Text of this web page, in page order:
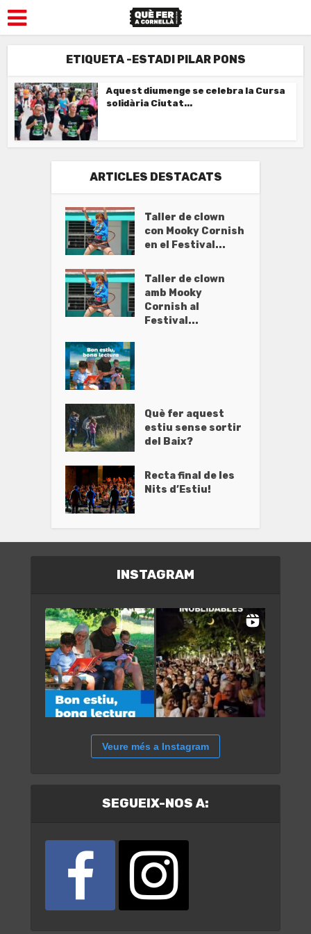
ETIQUETA -ESTADI PILAR PONS
Aquest diumenge se celebra la Cursa
solidària Ciutat...
ARTICLES DESTACATS
Taller de clown
con Mooky Cornish
en el Festival...
Taller de clown
amb Mooky
Cornish al
Festival...
Què fer aquest
estiu sense sortir
del Baix?
Recta final de les
Nits d’Estiu!
INSTAGRAM
Veure més a Instagram
SEGUEIX-NOS A: